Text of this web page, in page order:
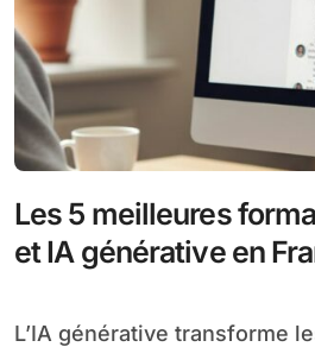
Les 5 meilleures
et IA générative en
L’IA générative transforme les métiers en